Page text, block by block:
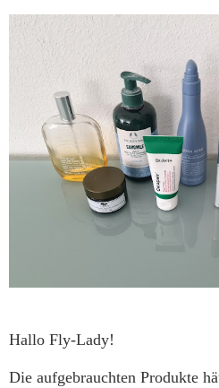
Hallo Fly-Lady!
Die aufgebrauchten Produkte